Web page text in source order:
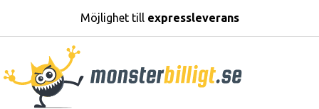
Möjlighet till expressleverans